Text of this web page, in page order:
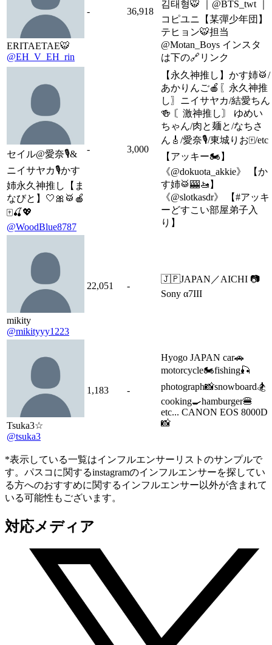
ERITAETAE🐯
@EH_V_EH_rin
- 36,918
김태형🐯 ︎︎︎︎｜@BTS_twt ｜
コピユニ【某彈少年団】
テヒョン🐯担当
@Motan_Boys インスタ
は下の🔗リンク
セイル@愛奈🎙&
ニイサヤカ🎙かす
姉永久神推し【ま
なびと】🤍🎀🥁🍎
🀄🍒💖
@WoodBlue8787
- 3,000
【永久神推し】かす姉🥁/
あかりんご🍎〖永久神推
し〗ニイサヤカ/結愛ちん
🍻 〘激神推し〙 ゆめい
ちゃん/肉と麺と/なちさ
ん🎸/愛奈🎙/東城りお🀄/etc
【アッキー🏍】
《@dokuota_akkie》 【か
す姉🥁🎰🚤】
《@slotkasdr》 【#アッキ
ーどすこい部屋弟子入
り】
mikity
@mikityyy1223
22,051 -
🇯🇵JAPAN／AICHI 📷
Sony α7III
Tsuka3☆
@tsuka3
1,183 -
Hyogo JAPAN car🚗
motorcycle🏍fishing🎣
photograph📸snowboard🏂
cooking🍳hamburger🍔
etc... CANON EOS 8000D
📸
*表示している一覧はインフルエンサーリストのサンプルで
す。パスコに関するinstagramのインフルエンサーを探してい
る方へのおすすめに関するインフルエンサー以外が含まれて
いる可能性もございます。
対応メディア